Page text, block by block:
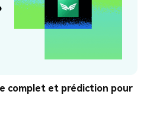
complet et prédiction pour